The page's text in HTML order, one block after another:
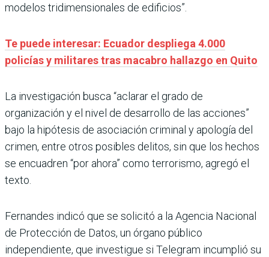
modelos tridimensionales de edificios”.
Te puede interesar: Ecuador despliega 4.000
policías y militares tras macabro hallazgo en Quito
La investigación busca “aclarar el grado de
organización y el nivel de desarrollo de las acciones”
bajo la hipótesis de asociación criminal y apología del
crimen, entre otros posibles delitos, sin que los hechos
se encuadren “por ahora” como terrorismo, agregó el
texto.
Fernandes indicó que se solicitó a la Agencia Nacional
de Protección de Datos, un órgano público
independiente, que investigue si Telegram incumplió su